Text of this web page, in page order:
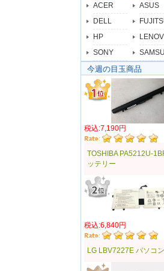
ACER ASUS
DELL
HP
SONY
今週の目玉商品
税込:7,190円
TOSHIBA PA5212U-
ッテリー
税込:6,840円
LG LBV7227E パソコ